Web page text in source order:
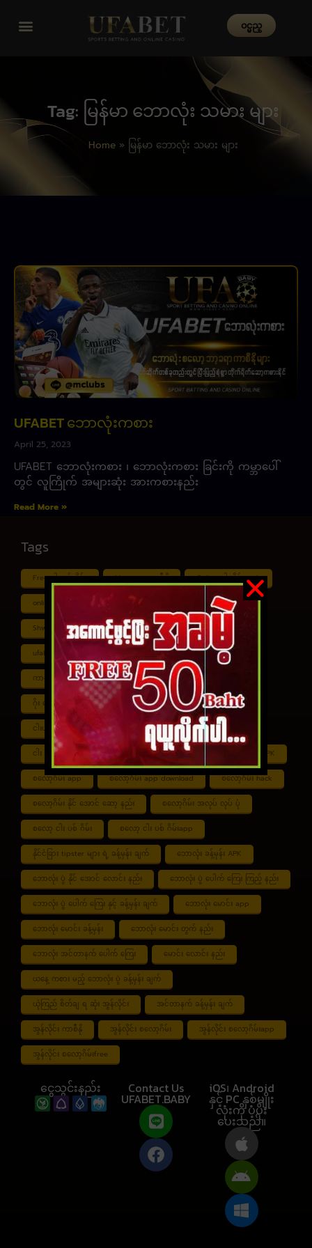
၀င္မည္
Tag: မြန်မာ ဘောလုံး သမား များ
Home» မြန်မာ ဘောလုံး သမား များ
UFABET ဘောလုံးကစား
April 25, 2023
UFABET ဘောလုံးကစား ၊ ဘောလုံးကစား ခြင်းကို ကမ္ဘာပေါ်
တွင် လူကြိုက် အများဆုံး အားကစားနည်း
Read More »
Tags
Free ငါး ပစ် ဂိမ်း Myanmar ကာစီနို Online ငါး ဂိမ်း apk
online ငါး ပစ် ဂိမ်းapp Shan Koe Mee ငါး ပစ် ဂိမ်း
Shwe ကာစီနို APK UFABET ufabet888
ufabet เข้าสู่ระบบ ကာစီနို ဂိမ်း
ကာစီနို ငါး ပစ် ဂိမ်း ကာစီနို စလော့ဂိမ်း ကျွဲ စလော့ဂိမ်း
ဂိုး ပေါင်း လောင်း နည်း ငါး ဂိမ်း ငွေ အကောင် ဆုံး
ငါးပစ်ဂိမ်း App download ငါး ပစ် ဂိမ်း link
ငါး ပစ် ဂိမ်း ဆော့ နည်း ငါး ပစ် ဂိမ်း ပိုက်ဆံ ရ စလော့ဂိမ်း APK
စလော့ဂိမ်း app စလော့ဂိမ်း app download စလော့ဂိမ်း hack
စလော့ဂိမ်း နိုင် အောင် ဆော့ နည်း စလော့ဂိမ်း အလုပ် လုပ် ပုံ
စလော့ ငါး ပစ် ဂိမ်း စလော့ ငါး ပစ် ဂိမ်းapp
နိုင်ငံခြား tipster များ ရဲ့ ခန့်မှန်း ချက် ဘောလုံး ခန့်မှန်း APK
ဘောလုံး ပွဲ နိုင် အောင် လောင်း နည်း ဘောလုံး ပွဲ ပေါက် ကြေး ကြည့် နည်း
ဘောလုံး ပွဲ ပေါက် ကြေး နှင့် ခန့်မှန်း ချက် ဘောလုံး မောင်း app
ဘောလုံး မောင်း ခန့်မှန်း ဘောလုံး မောင်း တွက် နည်း
ဘောလုံး အင်တာနက် ပေါက် ကြေး မောင်း လောင်း နည်း
ယနေ့ ကစား မည့် ဘောလုံး ပွဲ ခန့်မှန်း ချက်
ယုံကြည် စိတ်ချ ရ ဆုံး အွန်လိုင်း အင်တာနက် ခန့်မှန်း ချက်
အွန်လိုင်း ကာစီနို အွန်လိုင်း စလော့ဂိမ်း အွန်လိုင်း စလော့ဂိမ်းapp
အွန်လိုင်း စလော့ဂိမ်းfree
ငွေသွင်းနည်း Contact Us
UFABET.BABY
iOS၊ Android
နှင့် PC နှစ်မျိုး
လုံးကို ပံ့ပိုး
ပေးသည်။